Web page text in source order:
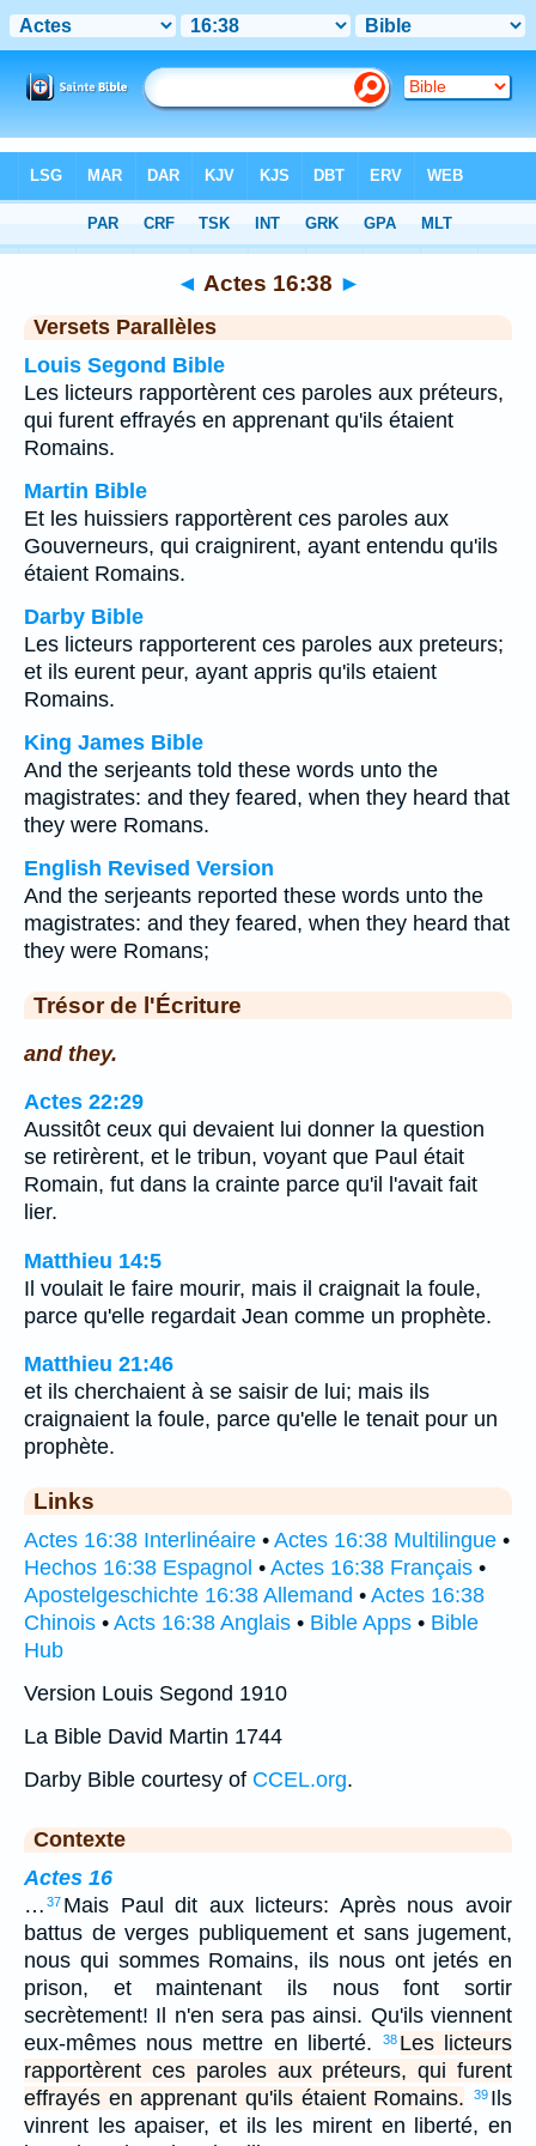
Chapitre 16> Verset 38
◄ Actes 16:38 ►
Versets Parallèles
Louis Segond Bible
Les licteurs rapportèrent ces paroles aux préteurs,
qui furent effrayés en apprenant qu'ils étaient
Romains.
Martin Bible
Et les huissiers rapportèrent ces paroles aux
Gouverneurs, qui craignirent, ayant entendu qu'ils
étaient Romains.
Darby Bible
Les licteurs rapporterent ces paroles aux preteurs;
et ils eurent peur, ayant appris qu'ils etaient
Romains.
King James Bible
And the serjeants told these words unto the
magistrates: and they feared, when they heard that
they were Romans.
English Revised Version
And the serjeants reported these words unto the
magistrates: and they feared, when they heard that
they were Romans;
Trésor de l'Écriture
and they.
Actes 22:29
Aussitôt ceux qui devaient lui donner la question
se retirèrent, et le tribun, voyant que Paul était
Romain, fut dans la crainte parce qu'il l'avait fait
lier.
Matthieu 14:5
Il voulait le faire mourir, mais il craignait la foule,
parce qu'elle regardait Jean comme un prophète.
Matthieu 21:46
et ils cherchaient à se saisir de lui; mais ils
craignaient la foule, parce qu'elle le tenait pour un
prophète.
Links
Actes 16:38 Interlinéaire • Actes 16:38 Multilingue •
Hechos 16:38 Espagnol • Actes 16:38 Français •
Apostelgeschichte 16:38 Allemand • Actes 16:38
Chinois • Acts 16:38 Anglais • Bible Apps • Bible
Hub
Version Louis Segond 1910
La Bible David Martin 1744
Darby Bible courtesy of CCEL.org.
Contexte
Actes 16
… 37 Mais Paul dit aux licteurs: Après nous avoir
battus de verges publiquement et sans jugement,
nous qui sommes Romains, ils nous ont jetés en
prison, et maintenant ils nous font sortir
secrètement! Il n'en sera pas ainsi. Qu'ils viennent
eux-mêmes nous mettre en liberté.
38 Les licteurs
rapportèrent ces paroles aux préteurs, qui furent
effrayés en apprenant qu'ils étaient Romains.
39 Ils
vinrent les apaiser, et ils les mirent en liberté, en